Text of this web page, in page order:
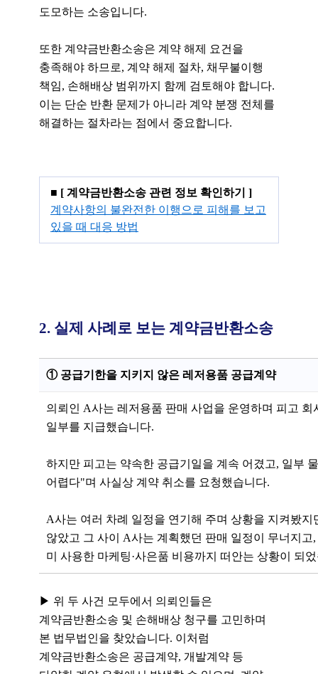
도모하는 소송입니다.
또한 계약금반환소송은 계약 해제 요건을
충족해야 하므로, 계약 해제 절차, 채무불이행
책임, 손해배상 범위까지 함께 검토해야 합니다.
이는 단순 반환 문제가 아니라 계약 분쟁 전체를
해결하는 절차라는 점에서 중요합니다.
■ [ 계약금반환소송 관련 정보 확인하기 ]
계약사항의 불완전한 이행으로 피해를 보고
있을 때 대응 방법
2. 실제 사례로 보는 계약금반환소송
① 공급기한을 지키지 않은 레저용품 공급계약
의뢰인 A사는 레저용품 판매 사업을 운영하며 피고
일부를 지급했습니다.
하지만 피고는 약속한 공급기일을 계속 어겼고, 일부
어렵다"며 사실상 계약 취소를 요청했습니다.
A사는 여러 차례 일정을 연기해 주며 상황을 지켜봤
않았고 그 사이 A사는 계획했던 판매 일정이 무너지
미 사용한 마케팅·사은품 비용까지 떠안는 상황이 되
▶ 위 두 사건 모두에서 의뢰인들은
계약금반환소송 및 손해배상 청구를 고민하며
본 법무법인을 찾았습니다. 이처럼
계약금반환소송은 공급계약, 개발계약 등